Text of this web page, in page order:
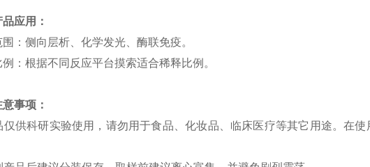
应用：
围：侧向层析、化学发光、酶联免疫。
：根据不同反应平台摸索适合稀释比例。
事项：
仅供科研实验使用，请勿用于食品、化妆品、临床医疗等其它用途。在